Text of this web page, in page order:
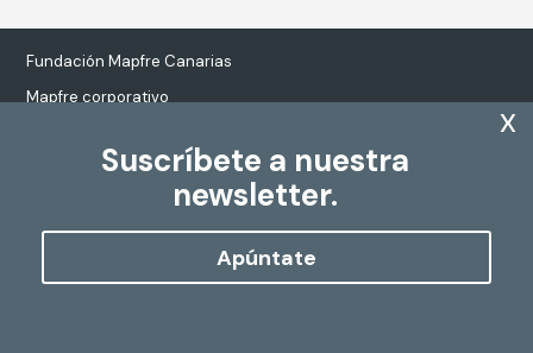
Suscríbete a nuestra
newsletter.
Apúntate
x
Fundación Mapfre Canarias
Mapfre corporativo
Tratamiento de datos personales
Política de Cookies